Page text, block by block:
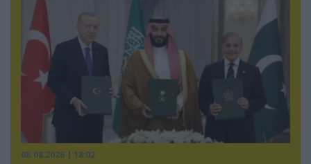
08.08.2026 | 18:02